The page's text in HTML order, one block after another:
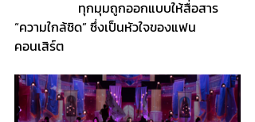
“ความใกล้ชิด” ซึ่งเป็นหัวใจของแฟน
คอนเสิร์ต